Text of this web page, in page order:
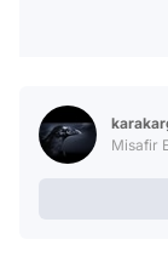
Misafir